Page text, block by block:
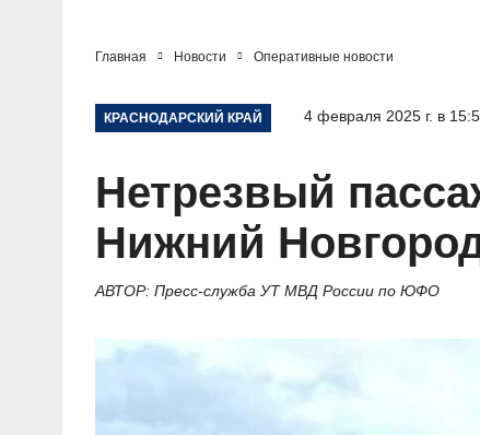
Главная Новости Оперативные новости
КРАСНОДАРСКИЙ КРАЙ 4 февраля 2025 г. в
Нетрезвый
Нижний
АВТОР: Пресс-служба УТ МВД России по ЮФО